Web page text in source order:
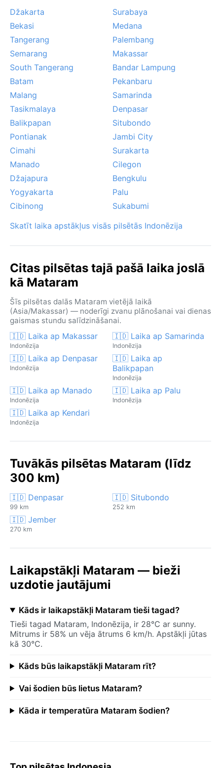
Džakarta
Surabaya
Bekasi
Medana
Tangerang
Palembang
Semarang
Makassar
South Tangerang
Bandar Lampung
Batam
Pekanbaru
Malang
Samarinda
Tasikmalaya
Denpasar
Balikpapan
Situbondo
Pontianak
Jambi City
Cimahi
Surakarta
Manado
Cilegon
Džajapura
Bengkulu
Yogyakarta
Palu
Cibinong
Sukabumi
Skatīt laika apstākļus visās pilsētās Indonēzija
Citas pilsētas tajā pašā laika joslā
kā Mataram
Šīs pilsētas dalās Mataram vietējā laikā
(Asia/Makassar) — noderīgi zvanu plānošanai vai dienas
gaismas stundu salīdzināšanai.
🇮🇩 Laika ap Makassar
Indonēzija
🇮🇩 Laika ap Samarinda
Indonēzija
🇮🇩 Laika ap Denpasar
Indonēzija
🇮🇩 Laika ap
Balikpapan
Indonēzija
🇮🇩 Laika ap Manado
Indonēzija
🇮🇩 Laika ap Palu
Indonēzija
🇮🇩 Laika ap Kendari
Indonēzija
Tuvākās pilsētas Mataram (līdz
300 km)
🇮🇩 Denpasar
99 km
🇮🇩 Situbondo
252 km
🇮🇩 Jember
270 km
Laikapstākļi Mataram — bieži
uzdotie jautājumi
Kāds ir laikapstākļi Mataram tieši tagad?
Tieši tagad Mataram, Indonēzija, ir 28°C ar sunny.
Mitrums ir 58% un vēja ātrums 6 km/h. Apstākļi jūtas
kā 30°C.
Kāds būs laikapstākļi Mataram rīt?
Vai šodien būs lietus Mataram?
Kāda ir temperatūra Mataram šodien?